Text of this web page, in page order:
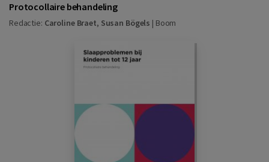
Protocollaire behandeling
Redactie: Caroline Braet, Susan Bögels | Boom